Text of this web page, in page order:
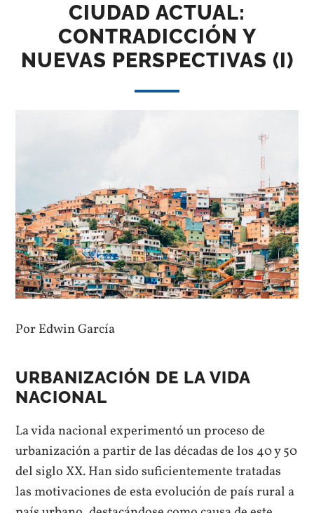
CIUDAD ACTUAL:
CONTRADICCIÓN Y
NUEVAS PERSPECTIVAS (I)
Por Edwin García
URBANIZACIÓN DE LA VIDA
NACIONAL
La vida nacional experimentó un proceso de
urbanización a partir de las décadas de los 40 y 50
del siglo XX. Han sido suficientemente tratadas
las motivaciones de esta evolución de país rural a